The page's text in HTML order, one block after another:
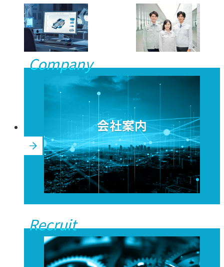
Company
会社案内
Recruit